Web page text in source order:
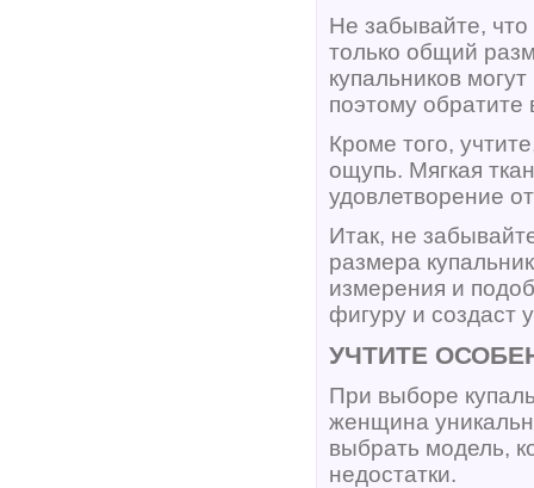
Не забывайте,
только общий
купальников
поэтому
Кроме того,
ощупь. Мягкая
удовлетворение
Итак, не
размера
измерения и
фигуру и создаст
УЧТИТЕ
При выборе
женщина
выбрать модель,
недостатки.